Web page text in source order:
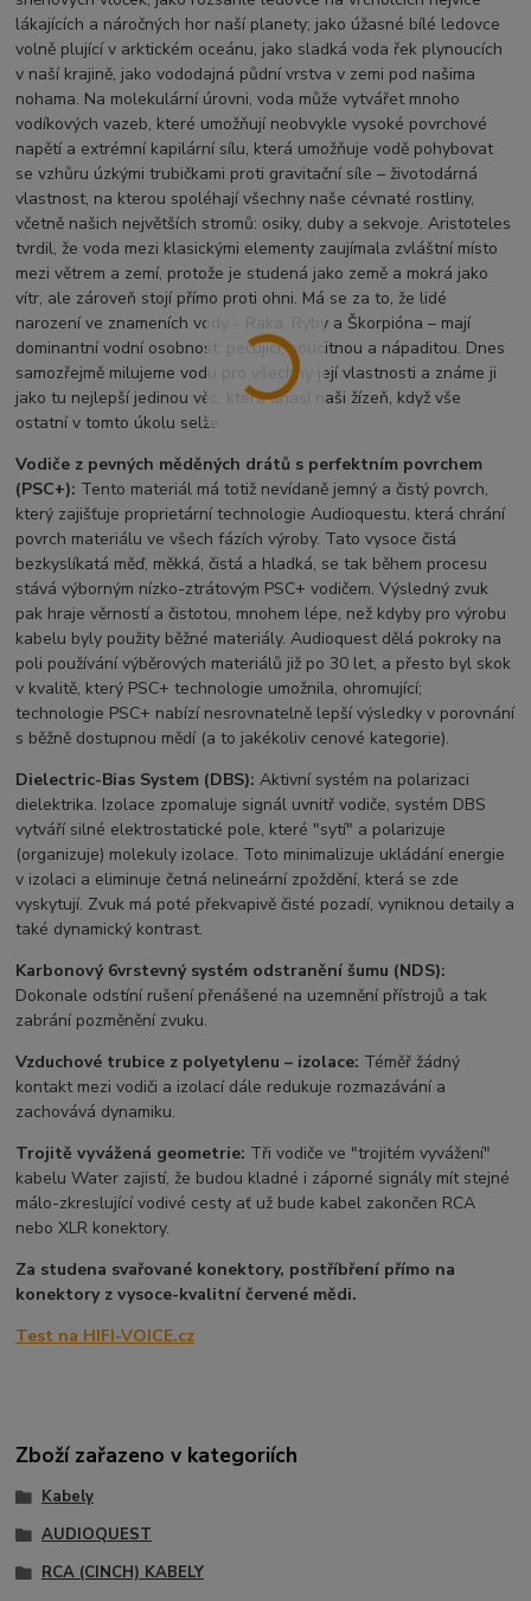
lákajících a náročných hor naší planety; jako úžasné bílé ledovce
volně plující v arktickém oceánu, jako sladká voda řek plynoucích
v naší krajině, jako vododajná půdní vrstva v zemi pod našima
nohama. Na molekulární úrovni, voda může vytvářet mnoho
vodíkových vazeb, které umožňují neobvykle vysoké povrchové
napětí a extrémní kapilární sílu, která umožňuje vodě pohybovat
se vzhůru úzkými trubičkami proti gravitační síle – životodárná
vlastnost, na kterou spoléhají všechny naše cévnaté rostliny,
včetně našich největších stromů: osiky, duby a sekvoje. Aristoteles
tvrdil, že voda mezi klasickými elementy zaujímala zvláštní místo
mezi větrem a zemí, protože je studená jako země a mokrá jako
vítr, ale zároveň stojí přímo proti ohni. Má se za to, že lidé
narození ve znameních vody - Raka, Ryby a Škorpióna – mají
dominantní vodní osobnost: pečující, soucitnou a nápaditou. Dnes
samozřejmě milujeme vodu pro všechny její vlastnosti a známe ji
jako tu nejlepší jedinou věc, která uhasí naši žízeň, když vše
ostatní v tomto úkolu selže.
Vodiče z pevných měděných drátů s perfektním povrchem
(PSC+): Tento materiál má totiž nevídaně jemný a čistý povrch,
který zajišťuje proprietární technologie Audioquestu, která chrání
povrch materiálu ve všech fázích výroby. Tato vysoce čistá
bezkyslíkatá měď, měkká, čistá a hladká, se tak během procesu
stává výborným nízko-ztrátovým PSC+ vodičem. Výsledný zvuk
pak hraje věrností a čistotou, mnohem lépe, než kdyby pro výrobu
kabelu byly použity běžné materiály. Audioquest dělá pokroky na
poli používání výběrových materiálů již po 30 let, a přesto byl skok
v kvalitě, který PSC+ technologie umožnila, ohromující;
technologie PSC+ nabízí nesrovnatelně lepší výsledky v porovnání
s běžně dostupnou mědí (a to jakékoliv cenové kategorie).
Dielectric-Bias System (DBS): Aktivní systém na polarizaci
dielektrika. Izolace zpomaluje signál uvnitř vodiče, systém DBS
vytváří silné elektrostatické pole, které "sytí" a polarizuje
(organizuje) molekuly izolace. Toto minimalizuje ukládání energie
v izolaci a eliminuje četná nelineární zpoždění, která se zde
vyskytují. Zvuk má poté překvapivě čisté pozadí, vyniknou detaily a
také dynamický kontrast.
Karbonový 6vrstevný systém odstranění šumu (NDS):
Dokonale odstíní rušení přenášené na uzemnění přístrojů a tak
zabrání pozměnění zvuku.
Vzduchové trubice z polyetylenu – izolace: Téměř žádný
kontakt mezi vodiči a izolací dále redukuje rozmazávání a
zachovává dynamiku.
Trojitě vyvážená geometrie: Tři vodiče ve "trojitém vyvážení"
kabelu Water zajistí, že budou kladné i záporné signály mít stejné
málo-zkreslující vodivé cesty ať už bude kabel zakončen RCA
nebo XLR konektory.
Za studena svařované konektory, postříbření přímo na
konektory z vysoce-kvalitní červené mědi.
Test na HIFI-VOICE.cz
Zboží zařazeno v kategoriích
Kabely
AUDIOQUEST
RCA (CINCH) KABELY